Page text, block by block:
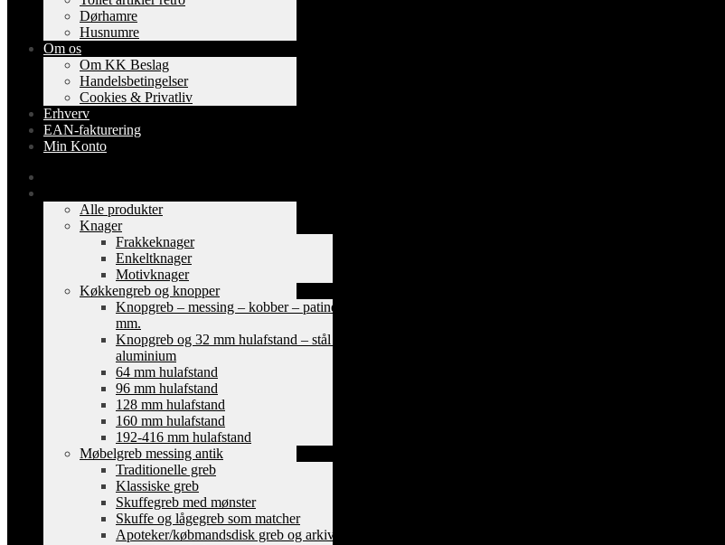
Dørhamre
Husnumre
Om os
Om KK Beslag
Handelsbetingelser
Cookies & Privatliv
Erhverv
EAN-fakturering
Min Konto
Alle produkter
Knager
Frakkeknager
Enkeltknager
Motivknager
Køkkengreb og knopper
Knopgreb – messing – kobber – patinerede
mm.
Knopgreb og 32 mm hulafstand – stål og
aluminium
64 mm hulafstand
96 mm hulafstand
128 mm hulafstand
160 mm hulafstand
192-416 mm hulafstand
Møbelgreb messing antik
Traditionelle greb
Klassiske greb
Skuffegreb med mønster
Skuffe og lågegreb som matcher
Apoteker/købmandsdisk greb og arkiv skilte